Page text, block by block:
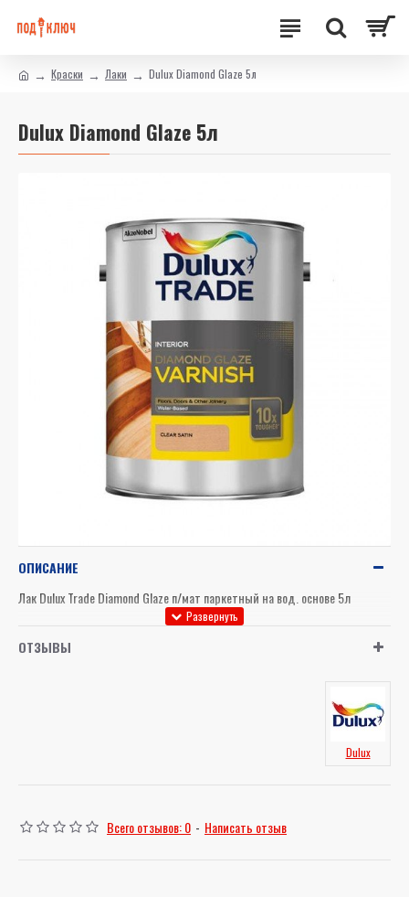
Краски Лаки Dulux Diamond Glaze 5л
Dulux Diamond Glaze 5л
ОПИСАНИЕ
Лак Dulux Trade Diamond Glaze п/мат паркетный на вод. основе 5л
ОТЗЫВЫ
Dulux
Всего отзывов: 0 - Написать отзыв